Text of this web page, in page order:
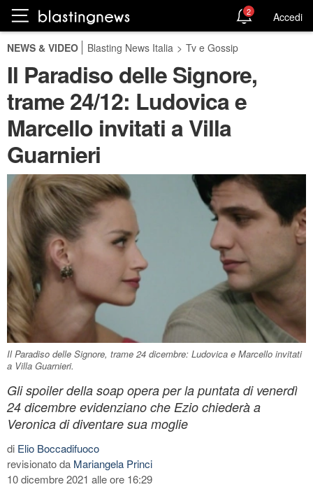
2 Accedi
NEWS & VIDEO Blasting News Italia > Tv e Gossip
Il Paradiso delle Signore,
trame 24/12: Ludovica e
Marcello invitati a Villa
Guarnieri
Il Paradiso delle Signore, trame 24 dicembre: Ludovica e Marcello invitati
a Villa Guarnieri.
Gli spoiler della soap opera per la puntata di venerdì
24 dicembre evidenziano che Ezio chiederà a
Veronica di diventare sua moglie
di Elio Boccadifuoco
revisionato da Mariangela Princi
10 dicembre 2021 alle ore 16:29